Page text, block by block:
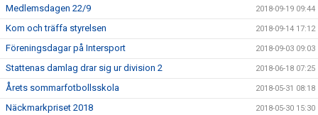
Medlemsdagen 22/9 2018-09-19 09:44
Kom och träffa styrelsen 2018-09-14 17:12
Föreningsdagar på Intersport 2018-09-03 09:03
Stattenas damlag drar sig ur division 2 2018-06-18 07:25
Årets sommarfotbollsskola 2018-05-31 08:18
Näckmarkpriset 2018 2018-05-30 15:30